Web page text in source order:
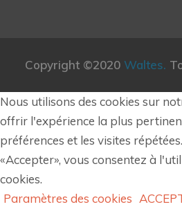
Copyright ©2020 Waltes.
Nous utilisons des cookies sur
offrir l'expérience la plus
préférences et les visites
«Accepter», vous consentez à
cookies.
Paramètres des cookies